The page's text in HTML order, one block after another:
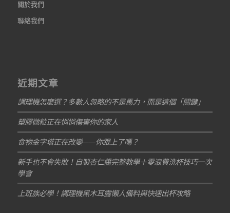
關於我們
聯絡我們
近期文章
調理機怎麼選？多數人忽略的不是馬力，而是這個「關鍵」
塑膠微粒正在悄悄傷害你的家人
食物金字塔正在改變——你跟上了嗎？
新手也不會失敗！自製杏仁醬完整教學＋零浪費洗杯技巧一次
學會
上班族必學！調理機黑木耳露懶人備料與快速出杯攻略